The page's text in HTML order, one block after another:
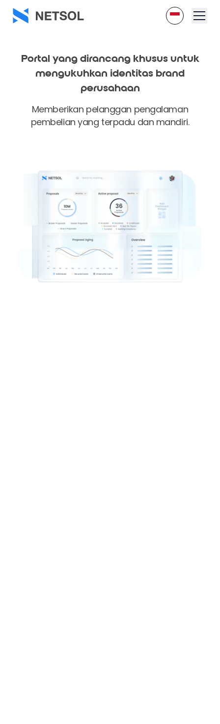
Portal yang dirancang khusus untuk
mengukuhkan identitas brand
perusahaan
Memberikan pelanggan pengalaman
pembelian yang terpadu dan mandiri.